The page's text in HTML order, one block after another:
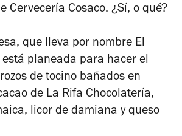
4
Cervecería Cosaco. ¿Sí, o qué?
que lleva por nombre El
planeada para hacer el
de tocino bañados en
de La Rifa Chocolatería,
licor de damiana y queso